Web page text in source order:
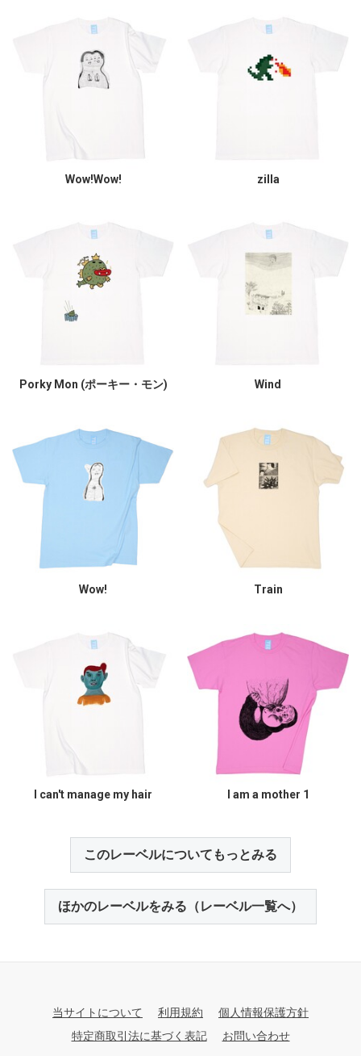
Wow!Wow! zilla
Porky Mon (ポーキー・モン) Wind
Wow! Train
I can't manage my hair I am a mother 1
このレーベルについてもっとみる
ほかのレーベルをみる（レーベル一覧へ）
当サイトについて 利用規約
個人情報保護方針
特定商取引法に基づく表記
お問い合わせ